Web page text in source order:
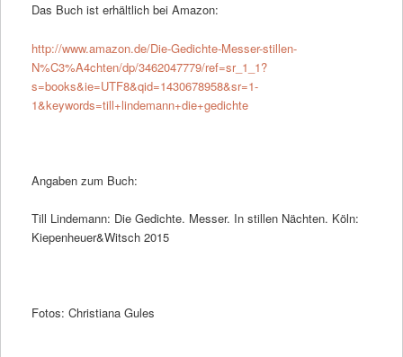
Das Buch ist erhältlich bei Amazon:
http://www.amazon.de/Die-Gedichte-Messer-stillen-
N%C3%A4chten/dp/3462047779/ref=sr_1_1?
s=books&ie=UTF8&qid=1430678958&sr=1-
1&keywords=till+lindemann+die+gedichte
Angaben zum Buch:
Till Lindemann: Die Gedichte. Messer. In stillen Nächten. Köln:
Kiepenheuer&Witsch 2015
Fotos: Christiana Gules